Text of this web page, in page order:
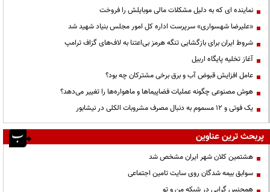
نماینده ای که به دلیل مشکلات مالی موبایلش را فروخت
«علیرضا شهسواری» سرپرست اداره کل امور مجلس بنیاد شهید شد
شروط ایران برای بازگشایی تنگه هرمز بی‌اعتنا به لاف‌های گزاف ترامپ
آغاز تخلیه پایگاه اربیل
عامل افزایش قبوض آب و برق برخی مشترکان چه بود؟
هوش مصنوعی چگونه عملیات فضاپیماها و ماهواره‌ها را تغییر می‌دهد؟
یک فوتی و ۱۲ مسموم به دنبال مصرف مشروبات الکلی در نیشابور
پربحث ترین عناوین
هشتمین کلان شهر ایران مشخص شد
سوابق بیمه شدگان روی سایت تامین اجتماعی
همجنس گرایی در شبکه من و تو